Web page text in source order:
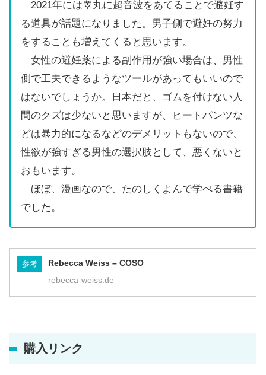
2021年には睾丸に超音波をあてることで避妊す
る道具が話題になりました。男子側で避妊の努力
をすることも増えてくると思います。
女性の避妊薬による副作用が強い場合は、男性
側で工夫できるようなツールがあってもいいので
はないでしょうか。日本だと、ゴムを付けない人
間のクズは少ないと思いますが、ヒートパンツな
どは暴力的になるなどのデメリットもないので、
性欲が強すぎる男性の選択肢として、悪くないと
おもいます。
ほぼ、漫画なので、たのしくよんで学べる書籍
でした。
参考 Rebecca Weiss – COSO
rebecca-weiss.de
購入リンク